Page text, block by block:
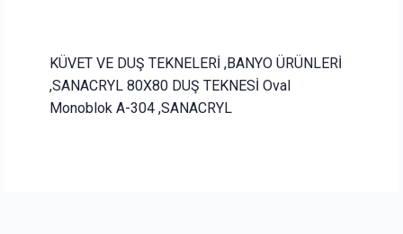
KÜVET VE DUŞ TEKNELERİ ,BANYO ÜRÜNLERİ
,SANACRYL 80X80 DUŞ TEKNESİ Oval
Monoblok A-304 ,SANACRYL